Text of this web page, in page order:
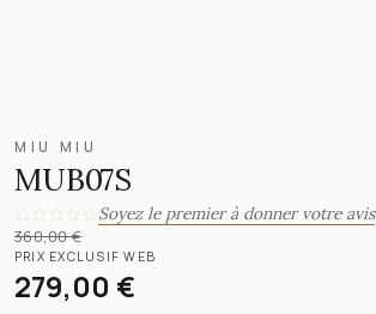
MIU MIU
MUB07S
Soyez le premier à donner votre avis
360,00 €
PRIX EXCLUSIF WEB
279,00 €